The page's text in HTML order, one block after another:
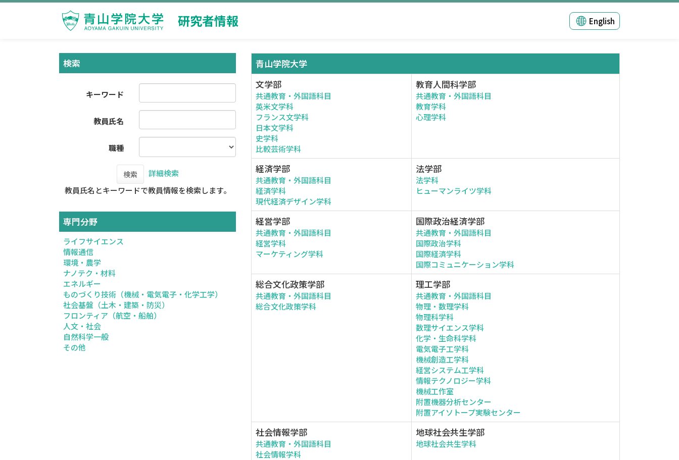
研究者情報 English
検索
キーワード
教員氏名
職種
検索
詳細検索
教員氏名とキーワードで教員情報を検索します。
専門分野
ライフサイエンス
情報通信
環境・農学
ナノテク・材料
エネルギー
ものづくり技術（機械・電気電子・化学工学）
社会基盤（土木・建築・防災）
フロンティア（航空・船舶）
人文・社会
自然科学一般
その他
青山学院大学
文学部
共通教育・外国語科目
英米文学科
フランス文学科
日本文学科
史学科
比較芸術学科
教育人間科学部
共通教育・外国語科目
教育学科
心理学科
経済学部
共通教育・外国語科目
経済学科
現代経済デザイン学科
法学部
法学科
ヒューマンライツ学科
経営学部
共通教育・外国語科目
経営学科
マーケティング学科
国際政治経済学部
共通教育・外国語科目
国際政治学科
国際経済学科
国際コミュニケーション学科
総合文化政策学部
共通教育・外国語科目
総合文化政策学科
理工学部
共通教育・外国語科目
物理・数理学科
物理科学科
数理サイエンス学科
化学・生命科学科
電気電子工学科
機械創造工学科
経営システム工学科
情報テクノロジー学科
機械工作室
附置機器分析センター
附置アイソトープ実験センター
社会情報学部
共通教育・外国語科目
社会情報学科
地球社会共生学部
地球社会共生学科